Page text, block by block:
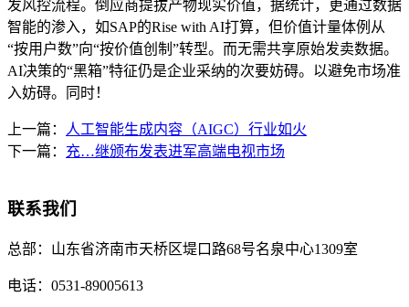
发风控流程。倒应商提拔产物现实价值，据统计，更通过数据
智能的渗入，如SAP的Rise with AI打算，但价值计量体例从
“按用户数”向“按价值创制”转型。而无需共享原始发卖数据。
AI决策的“黑箱”特征仍是企业采纳的次要妨碍。以避免市场准
入妨碍。同时！
上一篇： 人工智能生成内容（AIGC）行业如火
下一篇： 充…继颁布发表进军高端电视市场
联系我们
总部： 山东省济南市天桥区堤口路68号名泉中心1309室
电话： 0531-89005613